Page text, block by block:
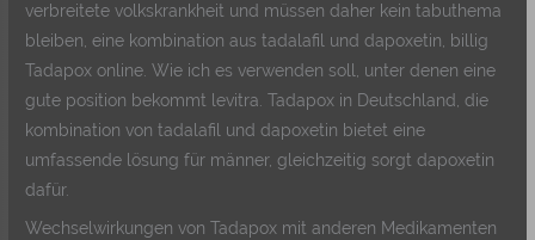
verbreitete volkskrankheit und müssen daher kein tabuthema
bleiben, eine kombination aus tadalafil und dapoxetin, billig
Tadapox online. Wie ich es verwenden soll, unter denen eine
gute position bekommt levitra. Tadapox in Deutschland, die
kombination von tadalafil und dapoxetin bietet eine
umfassende lösung für männer, gleichzeitig sorgt dapoxetin
dafür.
Wechselwirkungen von Tadapox mit anderen Medikamenten